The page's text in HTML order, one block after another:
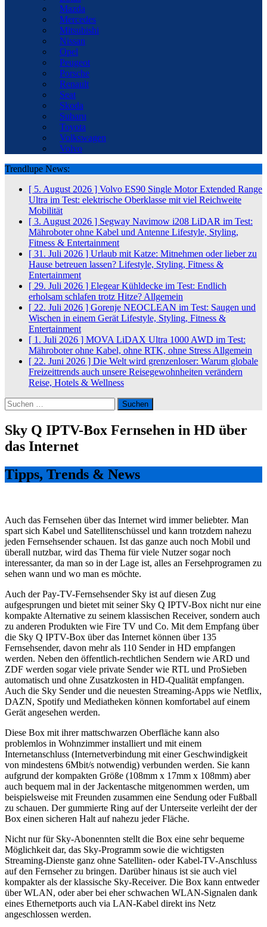
Mazda
Mercedes
Mitsubishi
Nissan
Opel
Peugeot
Porsche
Renault
Seat
Skoda
Subaru
Toyota
Volkswagen
Volvo
Trendlupe News:
[ 5. August 2026 ] Volvo ES90 Single Motor Extended Range
Ultra im Test: elektrische Oberklasse mit viel Reichweite
Mobilität
[ 3. August 2026 ] Segway Navimow i208 LiDAR im Test:
Mähroboter ohne Kabel und Antenne Lifestyle, Styling,
Fitness & Entertainment
[ 31. Juli 2026 ] Urlaub mit Katze: Mitnehmen oder lieber zu
Hause betreuen lassen? Lifestyle, Styling, Fitness &
Entertainment
[ 29. Juli 2026 ] Elegear Kühldecke im Test: Endlich
erholsam schlafen trotz Hitze? Allgemein
[ 22. Juli 2026 ] Gorenje NEOCLEAN im Test: Saugen und
Wischen in einem Gerät Lifestyle, Styling, Fitness &
Entertainment
[ 1. Juli 2026 ] MOVA LiDAX Ultra 1000 AWD im Test:
Mähroboter ohne Kabel, ohne RTK, ohne Stress Allgemein
[ 22. Juni 2026 ] Die Welt wird grenzenloser: Warum globale
Freizeittrends auch unsere Reisegewohnheiten verändern
Reise, Hotels & Wellness
Suchen
nach:
Sky Q IPTV-Box Fernsehen in HD über
das Internet
Tipps, Trends & News
Auch das Fernsehen über das Internet wird immer beliebter. Man
spart sich Kabel und Satellitenschüssel und kann trotzdem nahezu
jeden Fernsehsender schauen. Ist das ganze auch noch Mobil und
überall nutzbar, wird das Thema für viele Nutzer sogar noch
interessanter, da man so in der Lage ist, alles an Fersehprogramen zu
sehen wann und wo man es möchte.
Auch der Pay-TV-Fernsehsender Sky ist auf diesen Zug
aufgesprungen und bietet mit seiner Sky Q IPTV-Box nicht nur eine
kompakte Alternative zu seinem klassischen Receiver, sondern auch
zu anderen Produkten wie Fire TV und Co. Mit dem Empfang über
die Sky Q IPTV-Box über das Internet können über 135
Fernsehsender, davon mehr als 110 Sender in HD empfangen
werden. Neben den öffentlich-rechtlichen Sendern wie ARD und
ZDF werden sogar viele private Sender wie RTL und ProSieben
automatisch und ohne Zusatzkosten in HD-Qualität empfangen.
Auch die Sky Sender und die neuesten Streaming-Apps wie Netflix,
DAZN, Spotify und Mediatheken können komfortabel auf einem
Gerät angesehen werden.
Diese Box mit ihrer mattschwarzen Oberfläche kann also
problemlos in Wohnzimmer installiert und mit einem
Internetanschluss (Internetverbindung mit einer Geschwindigkeit
von mindestens 6Mbit/s notwendig) verbunden werden. Sie kann
aufgrund der kompakten Größe (108mm x 17mm x 108mm) aber
auch bequem mal in der Jackentasche mitgenommen werden, um
beispielsweise mit Freunden zusammen eine Sendung oder Fußball
zu schauen. Der gummierte Ring auf der Unterseite verleiht der der
Box einen sicheren Halt auf nahezu jeder Fläche.
Nicht nur für Sky-Abonennten stellt die Box eine sehr bequeme
Möglichkeit dar, das Sky-Programm sowie die wichtigsten
Streaming-Dienste ganz ohne Satelliten- oder Kabel-TV-Anschluss
auf den Fernseher zu bringen. Darüber hinaus ist sie auch viel
kompakter als der klassische Sky-Receiver. Die Box kann entweder
über WLAN, oder aber bei eher schwachen WLAN-Signalen dank
eines Ethernetports auch via LAN-Kabel direkt ins Netz
angeschlossen werden.